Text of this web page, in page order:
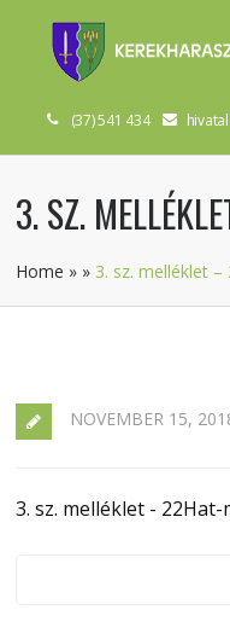
(37) 541 434
3. SZ.
Home » » 3. sz. melléklet –
NOVEMBER 15,
3. sz. melléklet - 22Hat-